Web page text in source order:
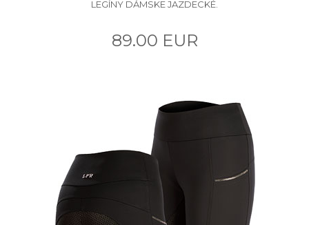
LEGÍNY DÁMSKE JAZDECKÉ.
89.00 EUR